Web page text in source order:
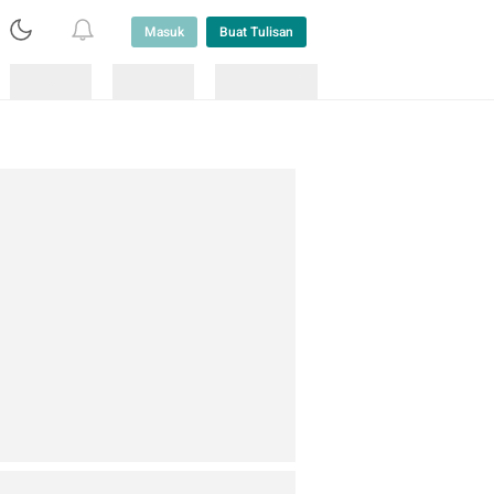
Masuk Buat Tulisan